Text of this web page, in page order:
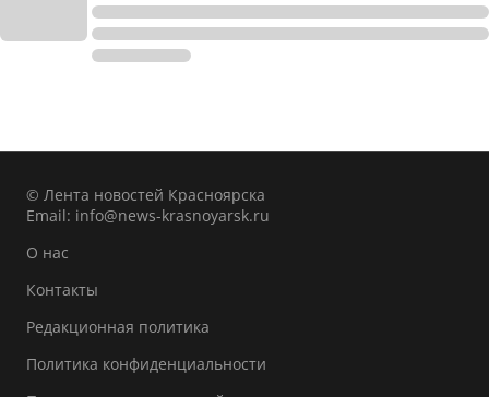
© Лента новостей Красноярска
Email: info@news-krasnoyarsk.ru
О нас
Контакты
Редакционная политика
Политика конфиденциальности